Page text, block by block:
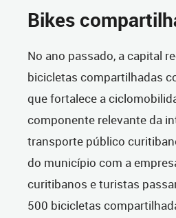
Bikes
No ano passado, a capital
bicicletas compartilhadas
que fortalece a
componente relevante da
transporte público
do município com a
curitibanos e turistas
500 bicicletas